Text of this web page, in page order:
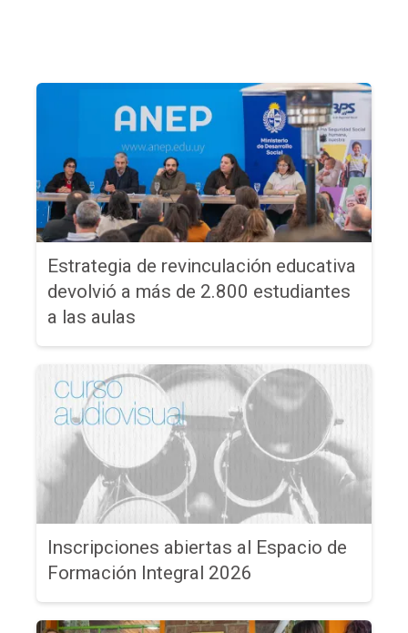
Estrategia de revinculación educativa
devolvió a más de 2.800 estudiantes
a las aulas
Inscripciones abiertas al Espacio de
Formación Integral 2026